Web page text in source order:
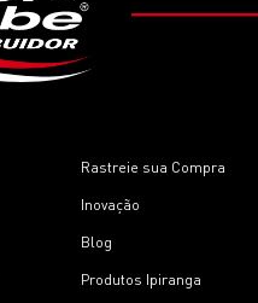
Rastreie sua Compra
Inovação
Blog
Produtos Ipiranga